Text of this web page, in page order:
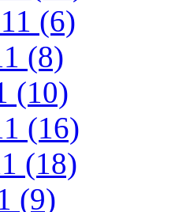
(6)
(8)
(10)
(16)
(18)
(9)